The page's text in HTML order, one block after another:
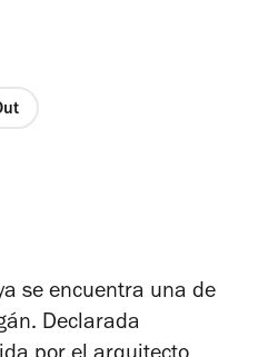
se encuentra una de
Declarada